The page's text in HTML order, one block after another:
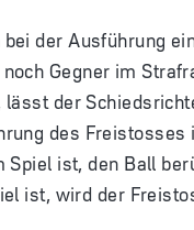
bei der Ausführung
Gegner im
der
des
Spiel ist, den Ball
ist, wird der